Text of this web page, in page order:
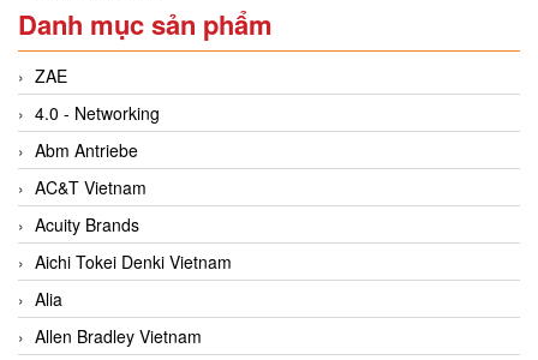
Danh mục sản phẩm
ZAE
4.0 - Networking
Abm Antriebe
AC&T Vietnam
Acuity Brands
Aichi Tokei Denki Vietnam
Alia
Allen Bradley Vietnam